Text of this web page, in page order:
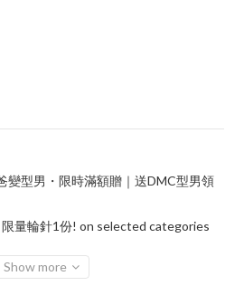
變型男・限時滿額贈｜送DMC型男領
量輪針1份! on selected categories
Show more